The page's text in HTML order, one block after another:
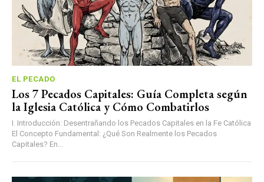
EL PECADO
Los 7 Pecados Capitales: Guía Completa según
la Iglesia Católica y Cómo Combatirlos
I. Introducción: Desentrañando los Pecados Capitales en la Fe Católica
El Concepto Fundamental: ¿Qué Son Realmente los Pecados
Capitales? En...